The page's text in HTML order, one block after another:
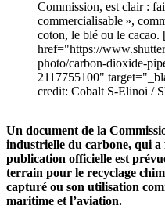
Commission, est clair :
commercialisable »,
coton, le blé ou le cacao.
href="https://
photo/carbon-dioxide-
2117755100"
credit: Cobalt S-Elinoi /
Un document de la
industrielle du carbone, qui a
publication officielle est
terrain pour le recyclage
capturé ou son utilisation
maritime et l’aviation.